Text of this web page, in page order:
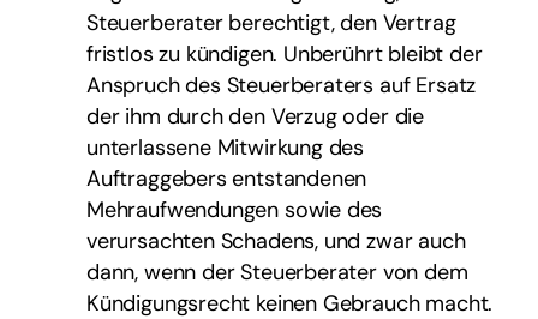
Steuerberater berechtigt, den Vertrag
fristlos zu kündigen. Unberührt bleibt der
Anspruch des Steuerberaters auf Ersatz
der ihm durch den Verzug oder die
unterlassene Mitwirkung des
Auftraggebers entstandenen
Mehraufwendungen sowie des
verursachten Schadens, und zwar auch
dann, wenn der Steuerberater von dem
Kündigungsrecht keinen Gebrauch macht.